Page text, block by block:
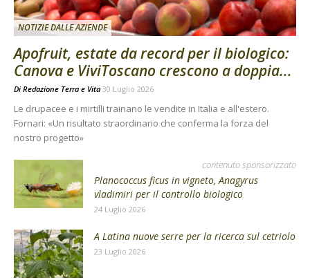
NOTIZIE DALLE AZIENDE
Apofruit, estate da record per il biologico:
Canova e ViviToscano crescono a doppia...
Di Redazione Terra e Vita 30 Luglio 2026
Le drupacee e i mirtilli trainano le vendite in Italia e all'estero.
Fornari: «Un risultato straordinario che conferma la forza del
nostro progetto»
contenuto sponsorizzato
Planococcus ficus in vigneto, Anagyrus
vladimiri per il controllo biologico
24 Luglio 2026
A Latina nuove serre per la ricerca sul cetriolo
23 Luglio 2026